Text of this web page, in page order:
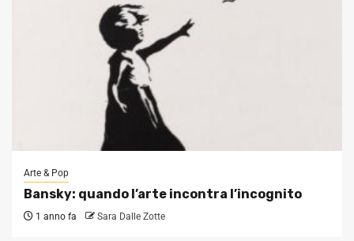
Arte & Pop
Bansky: quando l’arte incontra l’incognito
1 anno fa Sara Dalle Zotte